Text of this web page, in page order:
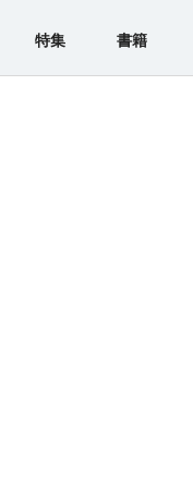
特集 書籍